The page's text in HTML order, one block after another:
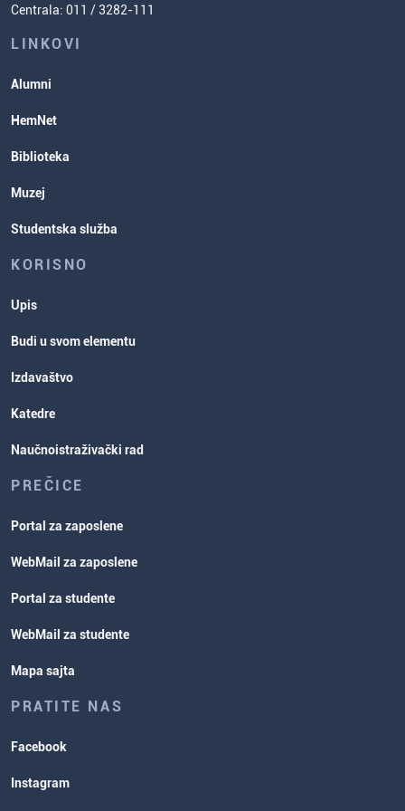
Poverenik za ravnopravnost
Studentske organizacije
Centrala: 011 / 3282-111
LINKOVI
Alumni
HemNet
Biblioteka
Muzej
Studentska služba
KORISNO
Upis
Budi u svom elementu
Izdavaštvo
Katedre
Naučnoistraživački rad
PREČICE
Portal za zaposlene
WebMail za zaposlene
Portal za studente
WebMail za studente
Mapa sajta
PRATITE NAS
Facebook
Instagram